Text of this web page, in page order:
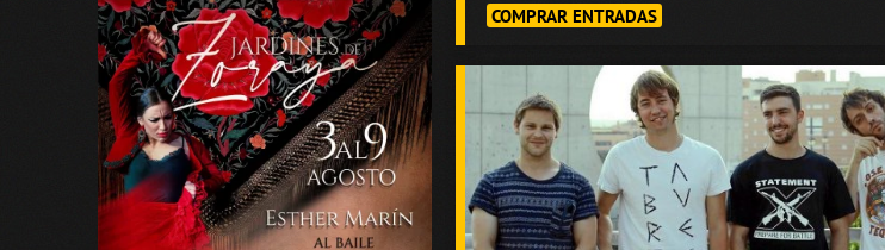
COMPRAR ENTRADAS